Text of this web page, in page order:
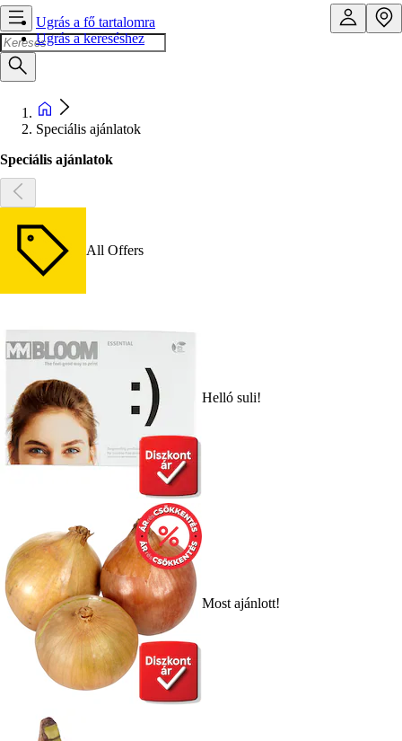
Ugrás a fő tartalomra
Ugrás a kereséshez
Speciális ajánlatok
Speciális ajánlatok
All Offers
Helló suli!
Most ajánlott!